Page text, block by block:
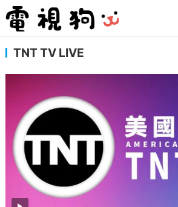
TNT TV LIVE